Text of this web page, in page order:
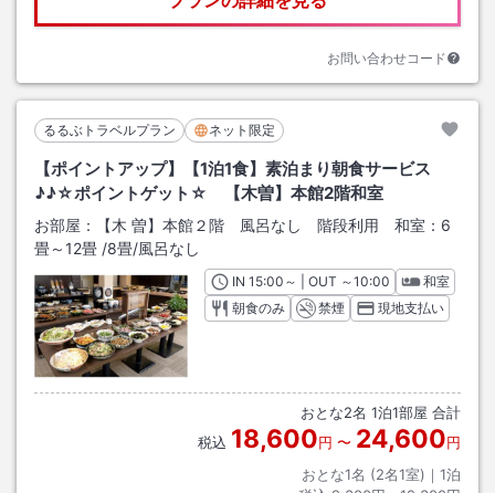
お問い合わせコード
るるぶトラベルプラン ネット限定
【ポイントアップ】【1泊1食】素泊まり朝食サービス
♪♪☆ポイントゲット☆ 【木曽】本館2階和室
お部屋：
【木 曽】本館２階 風呂なし 階段利用 和室：6
畳～12畳 /8畳/風呂なし
INチェックイン
15:00 ～ | OUT チェックアウト
～10:00
和室
朝食のみ
禁煙 現地支払い
おとな2名 1泊1部屋 合計
税込 18,600円 〜 24,600円
おとな1名 (2名1室)｜ 1泊